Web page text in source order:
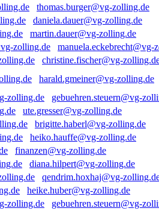
thomas.burger@vg-zolling.de
daniela.dauer@vg-zolling.de
martin.dauer@vg-zolling.de
manuela.eckebrecht@vg-
christine.fischer@vg-
harald.gmeiner@vg-zolling.de
gebuehren.steuern@vg-
ute.gresser@vg-zolling.de
brigitte.haberl@vg-zolling.de
heiko.hauffe@vg-zolling.de
finanzen@vg-zolling.de
diana.hilpert@vg-zolling.de
qendrim.hoxhaj@vg-
heike.huber@vg-zolling.de
gebuehren.steuern@vg-